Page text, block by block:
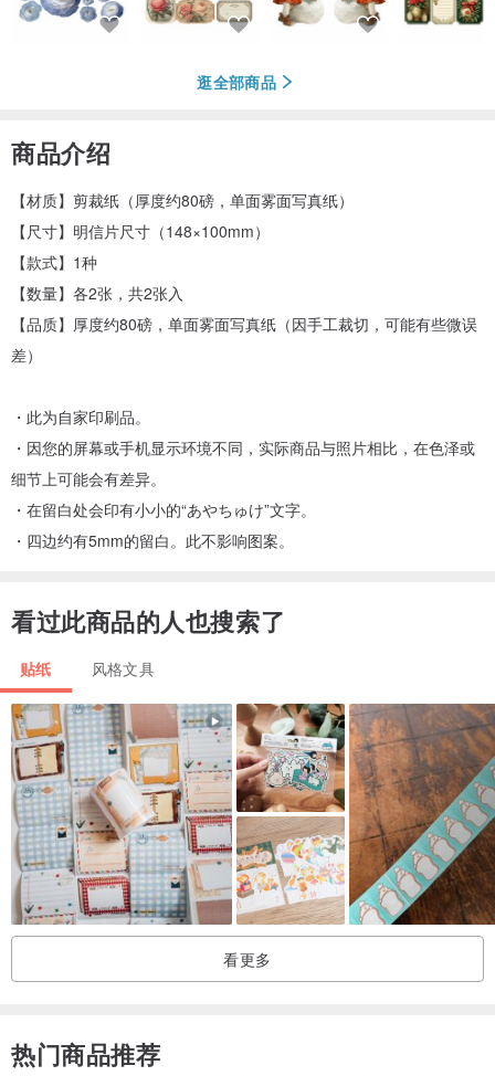
逛全部商品
商品介绍
【材质】剪裁纸（厚度约80磅，单面雾面写真纸）
【尺寸】明信片尺寸（148×100mm）
【款式】1种
【数量】各2张，共2张入
【品质】厚度约80磅，单面雾面写真纸（因手工裁切，可能有些微误
差）
・此为自家印刷品。
・因您的屏幕或手机显示环境不同，实际商品与照片相比，在色泽或
细节上可能会有差异。
・在留白处会印有小小的“あやちゅけ”文字。
・四边约有5mm的留白。此不影响图案。
看过此商品的人也搜索了
贴纸 风格文具
看更多
热门商品推荐